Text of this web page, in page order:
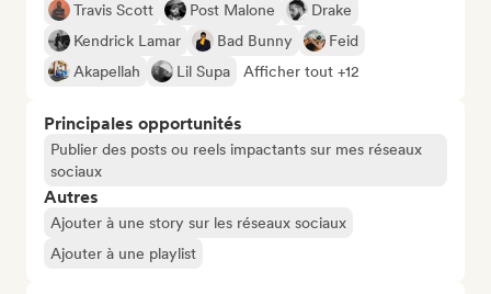
Travis Scott Post Malone
Drake
Kendrick Lamar
Bad Bunny
Feid
Akapellah
Lil Supa Afficher tout +12
Principales opportunités
Publier des posts ou reels impactants sur mes réseaux
sociaux
Autres
Ajouter à une story sur les réseaux sociaux
Ajouter à une playlist